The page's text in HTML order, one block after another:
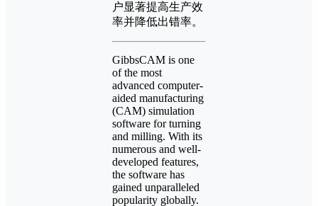
户显著提高生产效
率并降低出错率。
GibbsCAM is one
of the most
advanced computer-
aided manufacturing
(CAM) simulation
software for turning
and milling. With its
numerous and well-
developed features,
the software has
gained unparalleled
popularity globally.